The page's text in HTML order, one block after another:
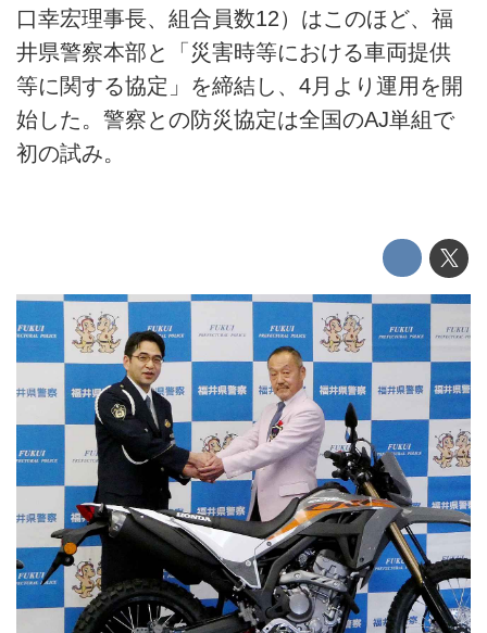
口幸宏理事長、組合員数12）はこのほど、福
井県警察本部と「災害時等における車両提供
等に関する協定」を締結し、4月より運用を開
始した。警察との防災協定は全国のAJ単組で
初の試み。